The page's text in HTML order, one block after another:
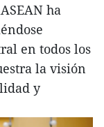
ha
en todos los
la visión
y